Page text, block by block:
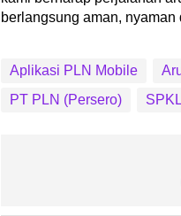
berlangsung aman, nyaman
Aplikasi PLN Mobile
PT PLN (Persero)